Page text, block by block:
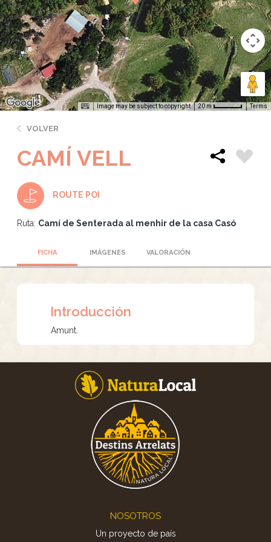
Image may be subject to copyright 20 m Terms
VOLVER
CAMÍ VELL
ROUTE POI
Ruta: Camí de Senterada al menhir de la casa Casó
FICHA IMÁGENES VALORACIÓN
Introducción
Amunt.
NOSOTROS
Un proyecto de país